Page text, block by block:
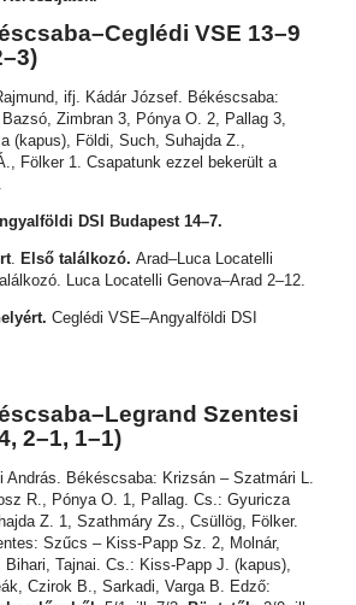
VSE 13–9
ifj. Kádár József. Békéscsaba:
Zimbran 3, Pónya O. 2, Pallag 3,
(kapus), Földi, Such, Suhajda Z.,
Fölker 1. Csapatunk ezzel bekerült a
DSI Budapest 14–7.
. Első találkozó. Arad–Luca Locatelli
Luca Locatelli Genova–Arad 2–12.
Ceglédi VSE–Angyalföldi DSI
Szentesi
2–1, 1–1)
András. Békéscsaba: Krizsán – Szatmári L.
R., Pónya O. 1, Pallag. Cs.: Gyuricza
Z. 1, Szathmáry Zs., Csüllög, Fölker.
Szűcs – Kiss-Papp Sz. 2, Molnár,
Tajnai. Cs.: Kiss-Papp J. (kapus),
Czirok B., Sarkadi, Varga B. Edző: